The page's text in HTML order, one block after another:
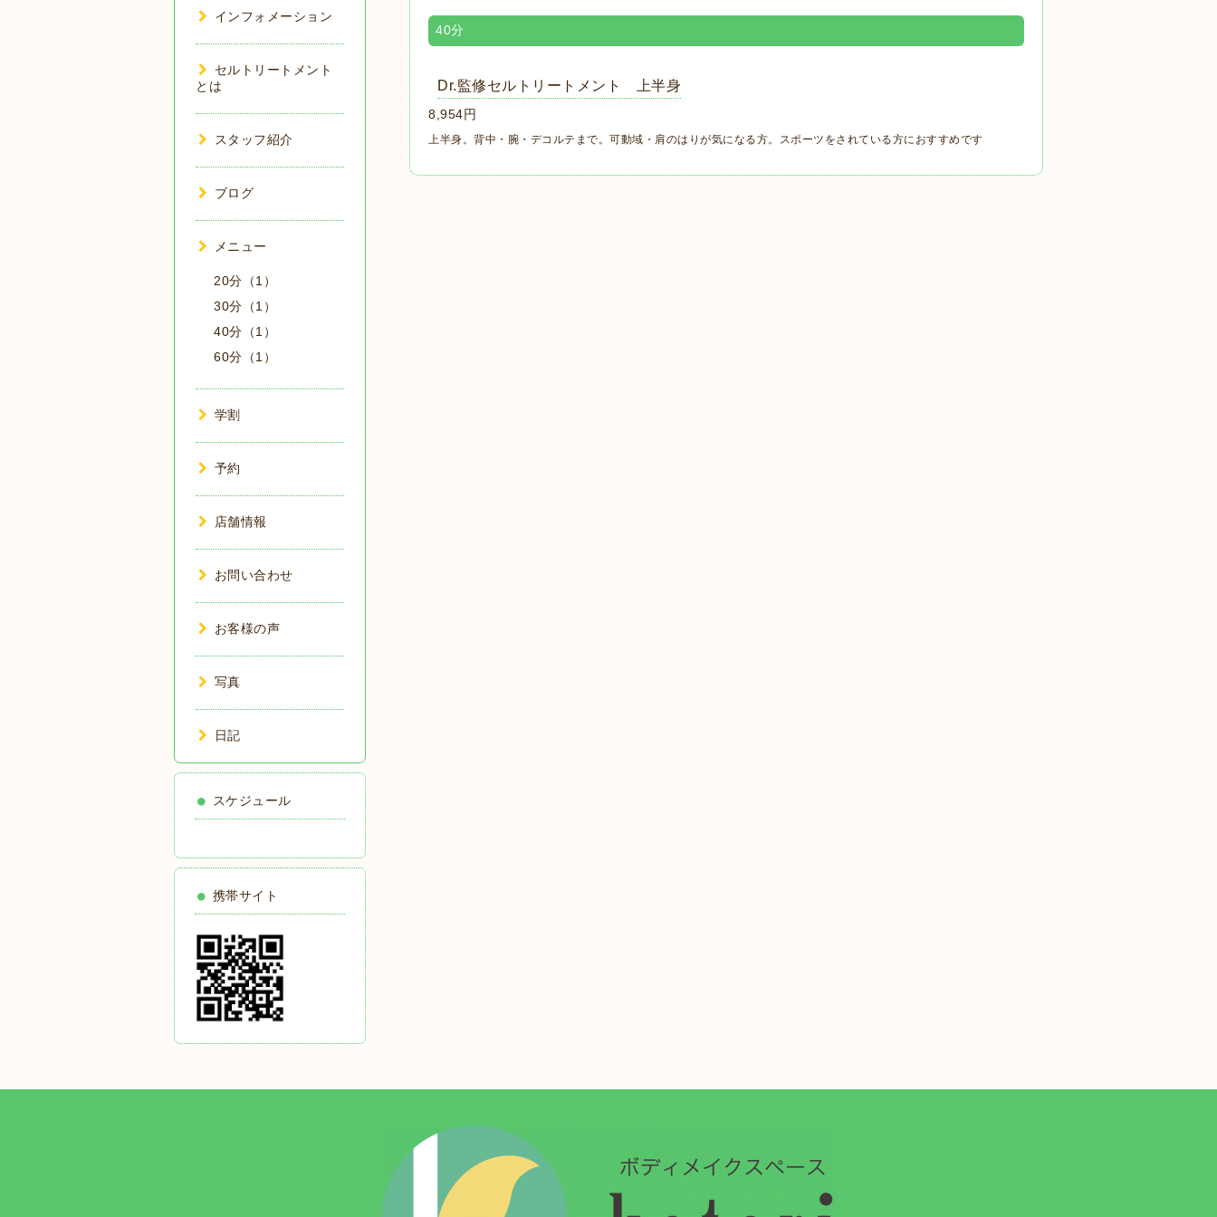
40分
Dr.監修セルトリートメント 上半身
8,954円
上半身。背中・腕・デコルテまで。可動域・肩のはりが気になる方。スポーツをされている方におすすめです
インフォメーション
セルトリートメント
とは
スタッフ紹介
ブログ
メニュー
20分（1）
30分（1）
40分（1）
60分（1）
学割
予約
店舗情報
お問い合わせ
お客様の声
写真
日記
スケジュール
携帯サイト